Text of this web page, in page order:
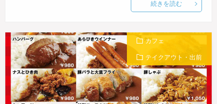
続きを読む
カフェ
テイクアウト・出前